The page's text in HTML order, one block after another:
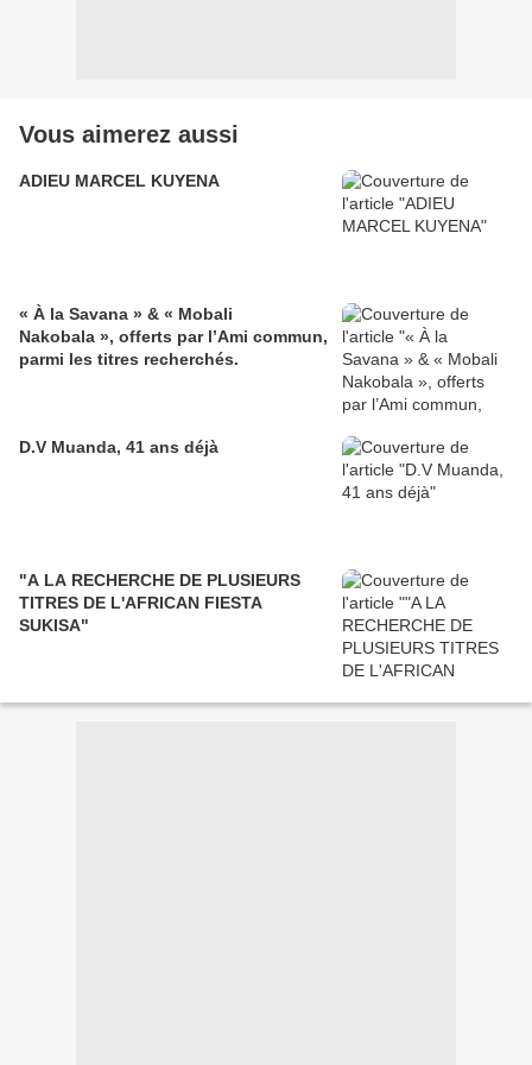
Vous aimerez aussi
ADIEU MARCEL KUYENA
« À la Savana » & « Mobali
Nakobala », offerts par l’Ami commun,
parmi les titres recherchés.
D.V Muanda, 41 ans déjà
"A LA RECHERCHE DE PLUSIEURS
TITRES DE L'AFRICAN FIESTA
SUKISA"